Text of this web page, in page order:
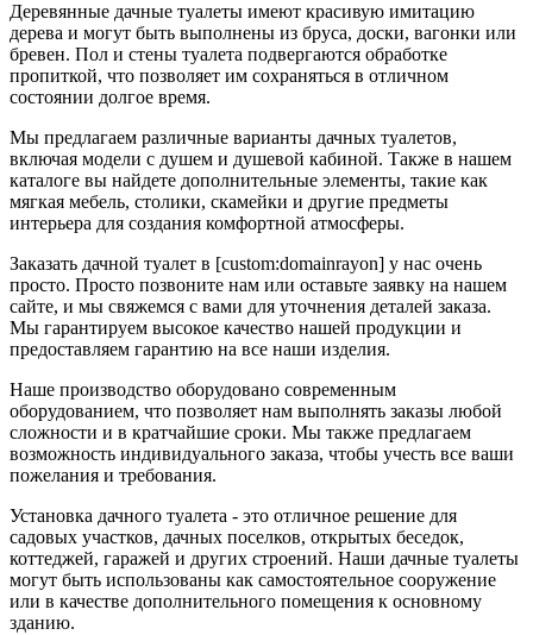
Деревянные дачные туалеты имеют красивую имитацию
дерева и могут быть выполнены из бруса, доски, вагонки или
бревен. Пол и стены туалета подвергаются обработке
пропиткой, что позволяет им сохраняться в отличном
состоянии долгое время.
Мы предлагаем различные варианты дачных туалетов,
включая модели с душем и душевой кабиной. Также в нашем
каталоге вы найдете дополнительные элементы, такие как
мягкая мебель, столики, скамейки и другие предметы
интерьера для создания комфортной атмосферы.
Заказать дачной туалет в [custom:domainrayon] у нас очень
просто. Просто позвоните нам или оставьте заявку на нашем
сайте, и мы свяжемся с вами для уточнения деталей заказа.
Мы гарантируем высокое качество нашей продукции и
предоставляем гарантию на все наши изделия.
Наше производство оборудовано современным
оборудованием, что позволяет нам выполнять заказы любой
сложности и в кратчайшие сроки. Мы также предлагаем
возможность индивидуального заказа, чтобы учесть все ваши
пожелания и требования.
Установка дачного туалета - это отличное решение для
садовых участков, дачных поселков, открытых беседок,
коттеджей, гаражей и других строений. Наши дачные туалеты
могут быть использованы как самостоятельное сооружение
или в качестве дополнительного помещения к основному
зданию.